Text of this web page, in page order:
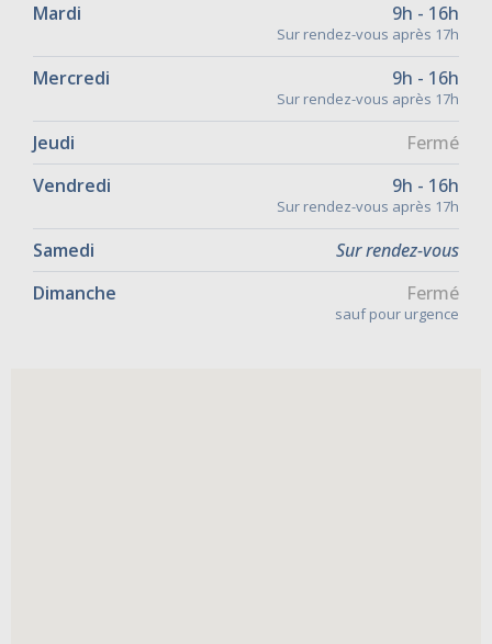
Mardi 9h - 16h
Sur rendez-vous après 17h
Mercredi 9h - 16h
Sur rendez-vous après 17h
Jeudi
Fermé
Vendredi
9h - 16h
Sur rendez-vous après 17h
Samedi
Sur rendez-vous
Dimanche
Fermé
sauf pour urgence